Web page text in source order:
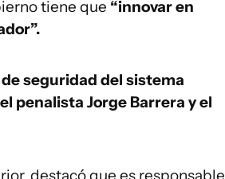
tiene que “innovar en
seguridad del sistema
penalista Jorge Barrera y el